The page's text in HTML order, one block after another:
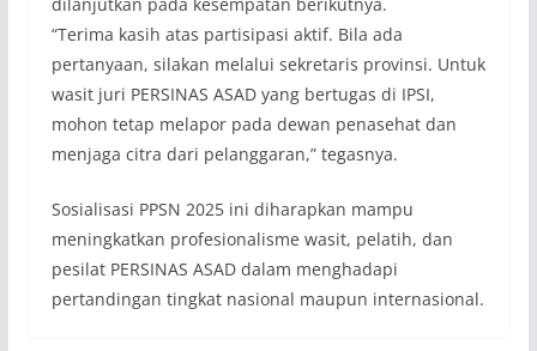
“Terima kasih atas partisipasi aktif. Bila ada
pertanyaan, silakan melalui sekretaris provinsi. Untuk
wasit juri PERSINAS ASAD yang bertugas di IPSI,
mohon tetap melapor pada dewan penasehat dan
menjaga citra dari pelanggaran,” tegasnya.
Sosialisasi PPSN 2025 ini diharapkan mampu
meningkatkan profesionalisme wasit, pelatih, dan
pesilat PERSINAS ASAD dalam menghadapi
pertandingan tingkat nasional maupun internasional.